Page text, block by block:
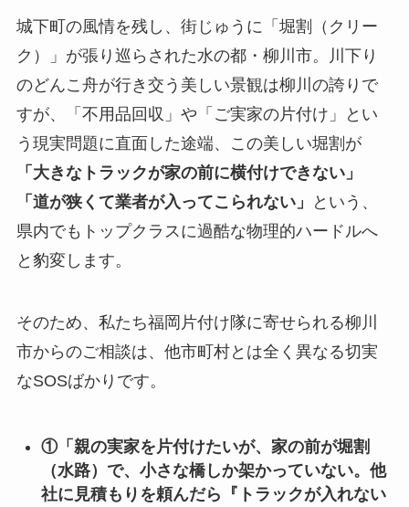
城下町の風情を残し、街じゅうに「堀割（クリー
ク）」が張り巡らされた水の都・柳川市。川下り
のどんこ舟が行き交う美しい景観は柳川の誇りで
すが、「不用品回収」や「ご実家の片付け」とい
う現実問題に直面した途端、この美しい堀割が
「大きなトラックが家の前に横付けできない」
「道が狭くて業者が入ってこられない」
という、
県内でもトップクラスに過酷な物理的ハードルへ
と豹変します。
そのため、私たち福岡片付け隊に寄せられる柳川
市からのご相談は、他市町村とは全く異なる切実
なSOSばかりです。
①「親の実家を片付けたいが、家の前が堀割
（水路）で、小さな橋しか架かっていない。他
社に見積もりを頼んだら『トラックが入れない